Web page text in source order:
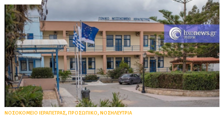
ΝΟΣΟΚΟΜΕΙΟ ΙΕΡΑΠΕΤΡΑΣ, ΠΡΟΣΩΠΙΚΟ, ΝΟΣΗΛΕΥΤΡΙΑ